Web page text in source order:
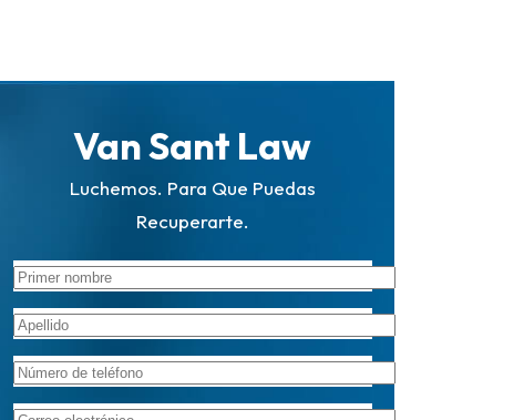
Van Sant Law
Luchemos. Para Que Puedas
Recuperarte.